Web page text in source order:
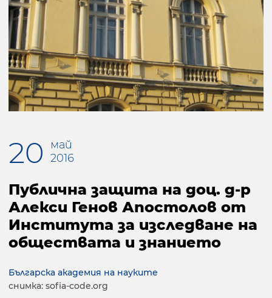
20
май
2016
Публична защита на доц. д-р
Алекси Генов Апостолов от
Институтa за изследване на
обществата и знанието
Българска академия на науките
снимка: sofia-code.org